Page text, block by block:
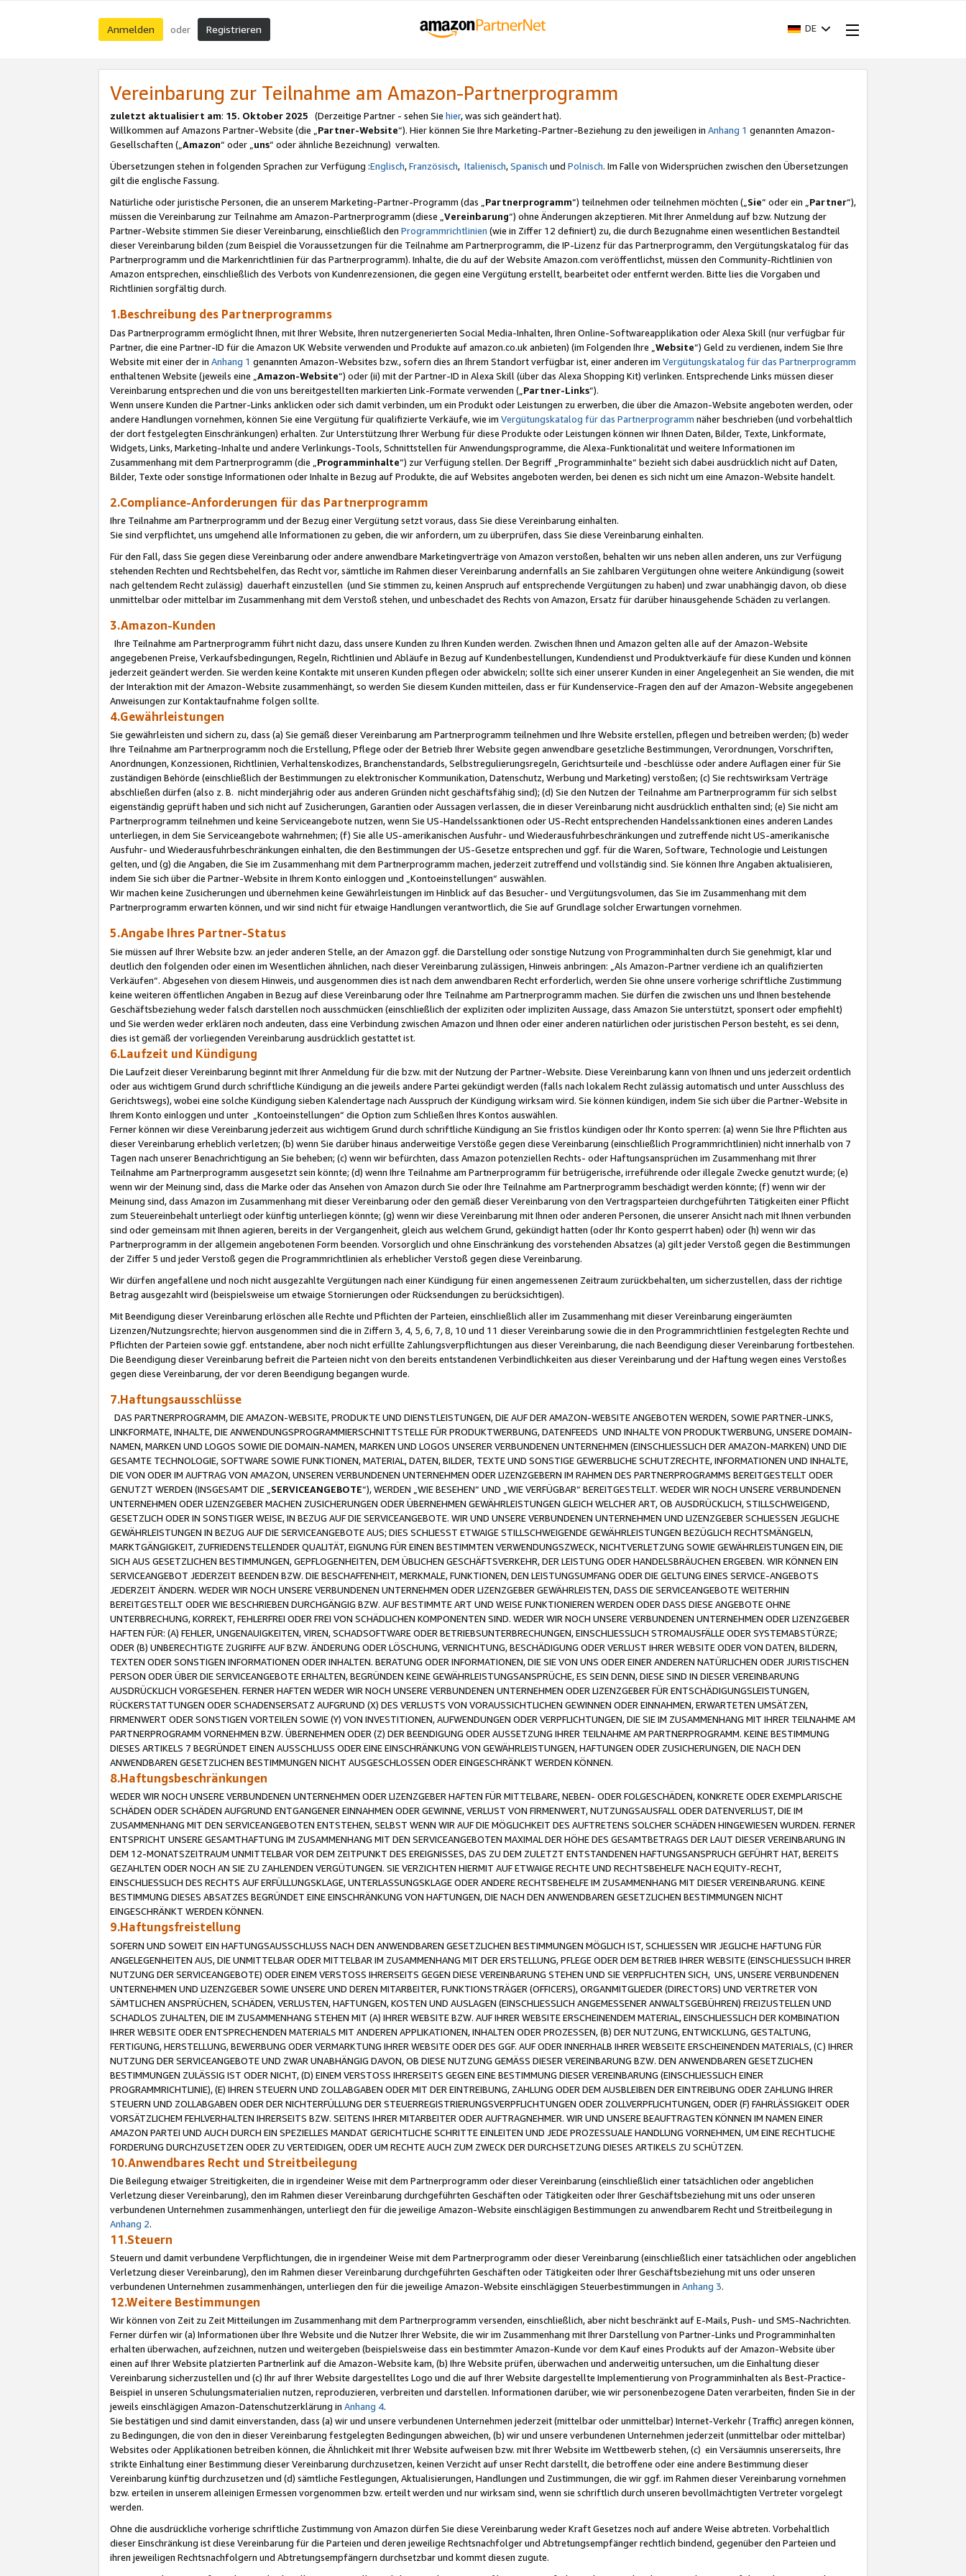
Anmelden oder Registrieren DE
Vereinbarung zur Teilnahme am Amazon-Partnerprogramm
zuletzt aktualisiert am: 15. Oktober 2025 (Derzeitige Partner - sehen Sie hier, was sich geändert hat).
Willkommen auf Amazons Partner-Website (die „Partner-Website“). Hier können Sie Ihre Marketing-Partner-Beziehung zu den jeweiligen in Anhang 1 genannten Amazon-
Gesellschaften („Amazon“ oder „uns“ oder ähnliche Bezeichnung) verwalten.
Übersetzungen stehen in folgenden Sprachen zur Verfügung :Englisch,Französisch, Italienisch,Spanisch und Polnisch. Im Falle von Widersprüchen zwischen den Übersetzungen
gilt die englische Fassung.
Natürliche oder juristische Personen, die an unserem Marketing-Partner-Programm (das „Partnerprogramm“) teilnehmen oder teilnehmen möchten („Sie“ oder ein „Partner“),
müssen die Vereinbarung zur Teilnahme am Amazon-Partnerprogramm (diese „Vereinbarung“) ohne Änderungen akzeptieren. Mit Ihrer Anmeldung auf bzw. Nutzung der
Partner-Website stimmen Sie dieser Vereinbarung, einschließlich den Programmrichtlinien (wie in Ziffer 12 definiert) zu, die durch Bezugnahme einen wesentlichen Bestandteil
dieser Vereinbarung bilden (zum Beispiel die Voraussetzungen für die Teilnahme am Partnerprogramm, die IP-Lizenz für das Partnerprogramm, den Vergütungskatalog für das
Partnerprogramm und die Markenrichtlinien für das Partnerprogramm). Inhalte, die du auf der Website Amazon.com veröffentlichst, müssen den Community-Richtlinien von
Amazon entsprechen, einschließlich des Verbots von Kundenrezensionen, die gegen eine Vergütung erstellt, bearbeitet oder entfernt werden. Bitte lies die Vorgaben und
Richtlinien sorgfältig durch.
1.Beschreibung des Partnerprogramms
Das Partnerprogramm ermöglicht Ihnen, mit Ihrer Website, Ihren nutzergenerierten Social Media-Inhalten, Ihren Online-Softwareapplikation oder Alexa Skill (nur verfügbar für
Partner, die eine Partner-ID für die Amazon UK Website verwenden und Produkte auf amazon.co.uk anbieten) (im Folgenden Ihre „ Website“) Geld zu verdienen, indem Sie Ihre
Website mit einer der in Anhang 1 genannten Amazon-Websites bzw., sofern dies an Ihrem Standort verfügbar ist, einer anderen im Vergütungskatalog für das Partnerprogramm
enthaltenen Website (jeweils eine „ Amazon-Website“) oder (ii) mit der Partner-ID in Alexa Skill (über das Alexa Shopping Kit) verlinken. Entsprechende Links müssen dieser
Vereinbarung entsprechen und die von uns bereitgestellten markierten Link-Formate verwenden („ Partner-Links“).
Wenn unsere Kunden die Partner-Links anklicken oder sich damit verbinden, um ein Produkt oder Leistungen zu erwerben, die über die Amazon-Website angeboten werden, oder
andere Handlungen vornehmen, können Sie eine Vergütung für qualifizierte Verkäufe, wie im Vergütungskatalog für das Partnerprogramm näher beschrieben (und vorbehaltlich
der dort festgelegten Einschränkungen) erhalten. Zur Unterstützung Ihrer Werbung für diese Produkte oder Leistungen können wir Ihnen Daten, Bilder, Texte, Linkformate,
Widgets, Links, Marketing-Inhalte und andere Verlinkungs-Tools, Schnittstellen für Anwendungsprogramme, die Alexa-Funktionalität und weitere Informationen im
Zusammenhang mit dem Partnerprogramm (die „ Programminhalte“) zur Verfügung stellen. Der Begriff „Programminhalte“ bezieht sich dabei ausdrücklich nicht auf Daten,
Bilder, Texte oder sonstige Informationen oder Inhalte in Bezug auf Produkte, die auf Websites angeboten werden, bei denen es sich nicht um eine Amazon-Website handelt.
2.Compliance-Anforderungen für das Partnerprogramm
Ihre Teilnahme am Partnerprogramm und der Bezug einer Vergütung setzt voraus, dass Sie diese Vereinbarung einhalten.
Sie sind verpflichtet, uns umgehend alle Informationen zu geben, die wir anfordern, um zu überprüfen, dass Sie diese Vereinbarung einhalten.
Für den Fall, dass Sie gegen diese Vereinbarung oder andere anwendbare Marketingverträge von Amazon verstoßen, behalten wir uns neben allen anderen, uns zur Verfügung
stehenden Rechten und Rechtsbehelfen, das Recht vor, sämtliche im Rahmen dieser Vereinbarung andernfalls an Sie zahlbaren Vergütungen ohne weitere Ankündigung (soweit
nach geltendem Recht zulässig) dauerhaft einzustellen (und Sie stimmen zu, keinen Anspruch auf entsprechende Vergütungen zu haben) und zwar unabhängig davon, ob diese
unmittelbar oder mittelbar im Zusammenhang mit dem Verstoß stehen, und unbeschadet des Rechts von Amazon, Ersatz für darüber hinausgehende Schäden zu verlangen.
3.Amazon-Kunden
Ihre Teilnahme am Partnerprogramm führt nicht dazu, dass unsere Kunden zu Ihren Kunden werden. Zwischen Ihnen und Amazon gelten alle auf der Amazon-Website
angegebenen Preise, Verkaufsbedingungen, Regeln, Richtlinien und Abläufe in Bezug auf Kundenbestellungen, Kundendienst und Produktverkäufe für diese Kunden und können
jederzeit geändert werden. Sie werden keine Kontakte mit unseren Kunden pflegen oder abwickeln; sollte sich einer unserer Kunden in einer Angelegenheit an Sie wenden, die mit
der Interaktion mit der Amazon-Website zusammenhängt, so werden Sie diesem Kunden mitteilen, dass er für Kundenservice-Fragen den auf der Amazon-Website angegebenen
Anweisungen zur Kontaktaufnahme folgen sollte.
4.Gewährleistungen
Sie gewährleisten und sichern zu, dass (a) Sie gemäß dieser Vereinbarung am Partnerprogramm teilnehmen und Ihre Website erstellen, pflegen und betreiben werden; (b) weder
Ihre Teilnahme am Partnerprogramm noch die Erstellung, Pflege oder der Betrieb Ihrer Website gegen anwendbare gesetzliche Bestimmungen, Verordnungen, Vorschriften,
Anordnungen, Konzessionen, Richtlinien, Verhaltenskodizes, Branchenstandards, Selbstregulierungsregeln, Gerichtsurteile und -beschlüsse oder andere Auflagen einer für Sie
zuständigen Behörde (einschließlich der Bestimmungen zu elektronischer Kommunikation, Datenschutz, Werbung und Marketing) verstoßen; (c) Sie rechtswirksam Verträge
abschließen dürfen (also z. B. nicht minderjährig oder aus anderen Gründen nicht geschäftsfähig sind); (d) Sie den Nutzen der Teilnahme am Partnerprogramm für sich selbst
eigenständig geprüft haben und sich nicht auf Zusicherungen, Garantien oder Aussagen verlassen, die in dieser Vereinbarung nicht ausdrücklich enthalten sind; (e) Sie nicht am
Partnerprogramm teilnehmen und keine Serviceangebote nutzen, wenn Sie US-Handelssanktionen oder US-Recht entsprechenden Handelssanktionen eines anderen Landes
unterliegen, in dem Sie Serviceangebote wahrnehmen; (f) Sie alle US-amerikanischen Ausfuhr- und Wiederausfuhrbeschränkungen und zutreffende nicht US-amerikanische
Ausfuhr- und Wiederausfuhrbeschränkungen einhalten, die den Bestimmungen der US-Gesetze entsprechen und ggf. für die Waren, Software, Technologie und Leistungen
gelten, und (g) die Angaben, die Sie im Zusammenhang mit dem Partnerprogramm machen, jederzeit zutreffend und vollständig sind. Sie können Ihre Angaben aktualisieren,
indem Sie sich über die Partner-Website in Ihrem Konto einloggen und „Kontoeinstellungen“ auswählen.
Wir machen keine Zusicherungen und übernehmen keine Gewährleistungen im Hinblick auf das Besucher- und Vergütungsvolumen, das Sie im Zusammenhang mit dem
Partnerprogramm erwarten können, und wir sind nicht für etwaige Handlungen verantwortlich, die Sie auf Grundlage solcher Erwartungen vornehmen.
5.Angabe Ihres Partner-Status
Sie müssen auf Ihrer Website bzw. an jeder anderen Stelle, an der Amazon ggf. die Darstellung oder sonstige Nutzung von Programminhalten durch Sie genehmigt, klar und
deutlich den folgenden oder einen im Wesentlichen ähnlichen, nach dieser Vereinbarung zulässigen, Hinweis anbringen: „Als Amazon-Partner verdiene ich an qualifizierten
Verkäufen“. Abgesehen von diesem Hinweis, und ausgenommen dies ist nach dem anwendbaren Recht erforderlich, werden Sie ohne unsere vorherige schriftliche Zustimmung
keine weiteren öffentlichen Angaben in Bezug auf diese Vereinbarung oder Ihre Teilnahme am Partnerprogramm machen. Sie dürfen die zwischen uns und Ihnen bestehende
Geschäftsbeziehung weder falsch darstellen noch ausschmücken (einschließlich der expliziten oder impliziten Aussage, dass Amazon Sie unterstützt, sponsert oder empfiehlt)
und Sie werden weder erklären noch andeuten, dass eine Verbindung zwischen Amazon und Ihnen oder einer anderen natürlichen oder juristischen Person besteht, es sei denn,
dies ist gemäß der vorliegenden Vereinbarung ausdrücklich gestattet ist.
6.Laufzeit und Kündigung
Die Laufzeit dieser Vereinbarung beginnt mit Ihrer Anmeldung für die bzw. mit der Nutzung der Partner-Website. Diese Vereinbarung kann von Ihnen und uns jederzeit ordentlich
oder aus wichtigem Grund durch schriftliche Kündigung an die jeweils andere Partei gekündigt werden (falls nach lokalem Recht zulässig automatisch und unter Ausschluss des
Gerichtswegs), wobei eine solche Kündigung sieben Kalendertage nach Ausspruch der Kündigung wirksam wird. Sie können kündigen, indem Sie sich über die Partner-Website in
Ihrem Konto einloggen und unter „Kontoeinstellungen“ die Option zum Schließen Ihres Kontos auswählen.
Ferner können wir diese Vereinbarung jederzeit aus wichtigem Grund durch schriftliche Kündigung an Sie fristlos kündigen oder Ihr Konto sperren: (a) wenn Sie Ihre Pflichten aus
dieser Vereinbarung erheblich verletzen; (b) wenn Sie darüber hinaus anderweitige Verstöße gegen diese Vereinbarung (einschließlich Programmrichtlinien) nicht innerhalb von 7
Tagen nach unserer Benachrichtigung an Sie beheben; (c) wenn wir befürchten, dass Amazon potenziellen Rechts- oder Haftungsansprüchen im Zusammenhang mit Ihrer
Teilnahme am Partnerprogramm ausgesetzt sein könnte; (d) wenn Ihre Teilnahme am Partnerprogramm für betrügerische, irreführende oder illegale Zwecke genutzt wurde; (e)
wenn wir der Meinung sind, dass die Marke oder das Ansehen von Amazon durch Sie oder Ihre Teilnahme am Partnerprogramm beschädigt werden könnte; (f) wenn wir der
Meinung sind, dass Amazon im Zusammenhang mit dieser Vereinbarung oder den gemäß dieser Vereinbarung von den Vertragsparteien durchgeführten Tätigkeiten einer Pflicht
zum Steuereinbehalt unterliegt oder künftig unterliegen könnte; (g) wenn wir diese Vereinbarung mit Ihnen oder anderen Personen, die unserer Ansicht nach mit Ihnen verbunden
sind oder gemeinsam mit Ihnen agieren, bereits in der Vergangenheit, gleich aus welchem Grund, gekündigt hatten (oder Ihr Konto gesperrt haben) oder (h) wenn wir das
Partnerprogramm in der allgemein angebotenen Form beenden. Vorsorglich und ohne Einschränkung des vorstehenden Absatzes (a) gilt jeder Verstoß gegen die Bestimmungen
der Ziffer 5 und jeder Verstoß gegen die Programmrichtlinien als erheblicher Verstoß gegen diese Vereinbarung.
Wir dürfen angefallene und noch nicht ausgezahlte Vergütungen nach einer Kündigung für einen angemessenen Zeitraum zurückbehalten, um sicherzustellen, dass der richtige
Betrag ausgezahlt wird (beispielsweise um etwaige Stornierungen oder Rücksendungen zu berücksichtigen).
Mit Beendigung dieser Vereinbarung erlöschen alle Rechte und Pflichten der Parteien, einschließlich aller im Zusammenhang mit dieser Vereinbarung eingeräumten
Lizenzen/Nutzungsrechte; hiervon ausgenommen sind die in Ziffern 3, 4, 5, 6, 7, 8, 10 und 11 dieser Vereinbarung sowie die in den Programmrichtlinien festgelegten Rechte und
Pflichten der Parteien sowie ggf. entstandene, aber noch nicht erfüllte Zahlungsverpflichtungen aus dieser Vereinbarung, die nach Beendigung dieser Vereinbarung fortbestehen.
Die Beendigung dieser Vereinbarung befreit die Parteien nicht von den bereits entstandenen Verbindlichkeiten aus dieser Vereinbarung und der Haftung wegen eines Verstoßes
gegen diese Vereinbarung, der vor deren Beendigung begangen wurde.
7.Haftungsausschlüsse
DAS PARTNERPROGRAMM, DIE AMAZON-WEBSITE, PRODUKTE UND DIENSTLEISTUNGEN, DIE AUF DER AMAZON-WEBSITE ANGEBOTEN WERDEN, SOWIE PARTNER-LINKS,
LINKFORMATE, INHALTE, DIE ANWENDUNGSPROGRAMMIERSCHNITTSTELLE FÜR PRODUKTWERBUNG, DATENFEEDS UND INHALTE VON PRODUKTWERBUNG, UNSERE DOMAIN-
NAMEN, MARKEN UND LOGOS SOWIE DIE DOMAIN-NAMEN, MARKEN UND LOGOS UNSERER VERBUNDENEN UNTERNEHMEN (EINSCHLIESSLICH DER AMAZON-MARKEN) UND DIE
GESAMTE TECHNOLOGIE, SOFTWARE SOWIE FUNKTIONEN, MATERIAL, DATEN, BILDER, TEXTE UND SONSTIGE GEWERBLICHE SCHUTZRECHTE, INFORMATIONEN UND INHALTE,
DIE VON ODER IM AUFTRAG VON AMAZON, UNSEREN VERBUNDENEN UNTERNEHMEN ODER LIZENZGEBERN IM RAHMEN DES PARTNERPROGRAMMS BEREITGESTELLT ODER
GENUTZT WERDEN (INSGESAMT DIE „ SERVICEANGEBOTE“), WERDEN „WIE BESEHEN“ UND „WIE VERFÜGBAR“ BEREITGESTELLT. WEDER WIR NOCH UNSERE VERBUNDENEN
UNTERNEHMEN ODER LIZENZGEBER MACHEN ZUSICHERUNGEN ODER ÜBERNEHMEN GEWÄHRLEISTUNGEN GLEICH WELCHER ART, OB AUSDRÜCKLICH, STILLSCHWEIGEND,
GESETZLICH ODER IN SONSTIGER WEISE, IN BEZUG AUF DIE SERVICEANGEBOTE. WIR UND UNSERE VERBUNDENEN UNTERNEHMEN UND LIZENZGEBER SCHLIESSEN JEGLICHE
GEWÄHRLEISTUNGEN IN BEZUG AUF DIE SERVICEANGEBOTE AUS; DIES SCHLIESST ETWAIGE STILLSCHWEIGENDE GEWÄHRLEISTUNGEN BEZÜGLICH RECHTSMÄNGELN,
MARKTGÄNGIGKEIT, ZUFRIEDENSTELLENDER QUALITÄT, EIGNUNG FÜR EINEN BESTIMMTEN VERWENDUNGSZWECK, NICHTVERLETZUNG SOWIE GEWÄHRLEISTUNGEN EIN, DIE
SICH AUS GESETZLICHEN BESTIMMUNGEN, GEPFLOGENHEITEN, DEM ÜBLICHEN GESCHÄFTSVERKEHR, DER LEISTUNG ODER HANDELSBRÄUCHEN ERGEBEN. WIR KÖNNEN EIN
SERVICEANGEBOT JEDERZEIT BEENDEN BZW. DIE BESCHAFFENHEIT, MERKMALE, FUNKTIONEN, DEN LEISTUNGSUMFANG ODER DIE GELTUNG EINES SERVICE-ANGEBOTS
JEDERZEIT ÄNDERN. WEDER WIR NOCH UNSERE VERBUNDENEN UNTERNEHMEN ODER LIZENZGEBER GEWÄHRLEISTEN, DASS DIE SERVICEANGEBOTE WEITERHIN
BEREITGESTELLT ODER WIE BESCHRIEBEN DURCHGÄNGIG BZW. AUF BESTIMMTE ART UND WEISE FUNKTIONIEREN WERDEN ODER DASS DIESE ANGEBOTE OHNE
UNTERBRECHUNG, KORREKT, FEHLERFREI ODER FREI VON SCHÄDLICHEN KOMPONENTEN SIND. WEDER WIR NOCH UNSERE VERBUNDENEN UNTERNEHMEN ODER LIZENZGEBER
HAFTEN FÜR: (A) FEHLER, UNGENAUIGKEITEN, VIREN, SCHADSOFTWARE ODER BETRIEBSUNTERBRECHUNGEN, EINSCHLIESSLICH STROMAUSFÄLLE ODER SYSTEMABSTÜRZE;
ODER (B) UNBERECHTIGTE ZUGRIFFE AUF BZW. ÄNDERUNG ODER LÖSCHUNG, VERNICHTUNG, BESCHÄDIGUNG ODER VERLUST IHRER WEBSITE ODER VON DATEN, BILDERN,
TEXTEN ODER SONSTIGEN INFORMATIONEN ODER INHALTEN. BERATUNG ODER INFORMATIONEN, DIE SIE VON UNS ODER EINER ANDEREN NATÜRLICHEN ODER JURISTISCHEN
PERSON ODER ÜBER DIE SERVICEANGEBOTE ERHALTEN, BEGRÜNDEN KEINE GEWÄHRLEISTUNGSANSPRÜCHE, ES SEIN DENN, DIESE SIND IN DIESER VEREINBARUNG
AUSDRÜCKLICH VORGESEHEN. FERNER HAFTEN WEDER WIR NOCH UNSERE VERBUNDENEN UNTERNEHMEN ODER LIZENZGEBER FÜR ENTSCHÄDIGUNGSLEISTUNGEN,
RÜCKERSTATTUNGEN ODER SCHADENSERSATZ AUFGRUND (X) DES VERLUSTS VON VORAUSSICHTLICHEN GEWINNEN ODER EINNAHMEN, ERWARTETEN UMSÄTZEN,
FIRMENWERT ODER SONSTIGEN VORTEILEN SOWIE (Y) VON INVESTITIONEN, AUFWENDUNGEN ODER VERPFLICHTUNGEN, DIE SIE IM ZUSAMMENHANG MIT IHRER TEILNAHME AM
PARTNERPROGRAMM VORNEHMEN BZW. ÜBERNEHMEN ODER (Z) DER BEENDIGUNG ODER AUSSETZUNG IHRER TEILNAHME AM PARTNERPROGRAMM. KEINE BESTIMMUNG
DIESES ARTIKELS 7 BEGRÜNDET EINEN AUSSCHLUSS ODER EINE EINSCHRÄNKUNG VON GEWÄHRLEISTUNGEN, HAFTUNGEN ODER ZUSICHERUNGEN, DIE NACH DEN
ANWENDBAREN GESETZLICHEN BESTIMMUNGEN NICHT AUSGESCHLOSSEN ODER EINGESCHRÄNKT WERDEN KÖNNEN.
8.Haftungsbeschränkungen
WEDER WIR NOCH UNSERE VERBUNDENEN UNTERNEHMEN ODER LIZENZGEBER HAFTEN FÜR MITTELBARE, NEBEN- ODER FOLGESCHÄDEN, KONKRETE ODER EXEMPLARISCHE
SCHÄDEN ODER SCHÄDEN AUFGRUND ENTGANGENER EINNAHMEN ODER GEWINNE, VERLUST VON FIRMENWERT, NUTZUNGSAUSFALL ODER DATENVERLUST, DIE IM
ZUSAMMENHANG MIT DEN SERVICEANGEBOTEN ENTSTEHEN, SELBST WENN WIR AUF DIE MÖGLICHKEIT DES AUFTRETENS SOLCHER SCHÄDEN HINGEWIESEN WURDEN. FERNER
ENTSPRICHT UNSERE GESAMTHAFTUNG IM ZUSAMMENHANG MIT DEN SERVICEANGEBOTEN MAXIMAL DER HÖHE DES GESAMTBETRAGS DER LAUT DIESER VEREINBARUNG IN
DEM 12-MONATSZEITRAUM UNMITTELBAR VOR DEM ZEITPUNKT DES EREIGNISSES, DAS ZU DEM ZULETZT ENTSTANDENEN HAFTUNGSANSPRUCH GEFÜHRT HAT, BEREITS
GEZAHLTEN ODER NOCH AN SIE ZU ZAHLENDEN VERGÜTUNGEN. SIE VERZICHTEN HIERMIT AUF ETWAIGE RECHTE UND RECHTSBEHELFE NACH EQUITY-RECHT,
EINSCHLIESSLICH DES RECHTS AUF ERFÜLLUNGSKLAGE, UNTERLASSUNGSKLAGE ODER ANDERE RECHTSBEHELFE IM ZUSAMMENHANG MIT DIESER VEREINBARUNG. KEINE
BESTIMMUNG DIESES ABSATZES BEGRÜNDET EINE EINSCHRÄNKUNG VON HAFTUNGEN, DIE NACH DEN ANWENDBAREN GESETZLICHEN BESTIMMUNGEN NICHT
EINGESCHRÄNKT WERDEN KÖNNEN.
9.Haftungsfreistellung
SOFERN UND SOWEIT EIN HAFTUNGSAUSSCHLUSS NACH DEN ANWENDBAREN GESETZLICHEN BESTIMMUNGEN MÖGLICH IST, SCHLIESSEN WIR JEGLICHE HAFTUNG FÜR
ANGELEGENHEITEN AUS, DIE UNMITTELBAR ODER MITTELBAR IM ZUSAMMENHANG MIT DER ERSTELLUNG, PFLEGE ODER DEM BETRIEB IHRER WEBSITE (EINSCHLIESSLICH IHRER
NUTZUNG DER SERVICEANGEBOTE) ODER EINEM VERSTOSS IHRERSEITS GEGEN DIESE VEREINBARUNG STEHEN UND SIE VERPFLICHTEN SICH, UNS, UNSERE VERBUNDENEN
UNTERNEHMEN UND LIZENZGEBER SOWIE UNSERE UND DEREN MITARBEITER, FUNKTIONSTRÄGER (OFFICERS), ORGANMITGLIEDER (DIRECTORS) UND VERTRETER VON
SÄMTLICHEN ANSPRÜCHEN, SCHÄDEN, VERLUSTEN, HAFTUNGEN, KOSTEN UND AUSLAGEN (EINSCHLIESSLICH ANGEMESSENER ANWALTSGEBÜHREN) FREIZUSTELLEN UND
SCHADLOS ZUHALTEN, DIE IM ZUSAMMENHANG STEHEN MIT (A) IHRER WEBSITE BZW. AUF IHRER WEBSITE ERSCHEINENDEM MATERIAL, EINSCHLIESSLICH DER KOMBINATION
IHRER WEBSITE ODER ENTSPRECHENDEN MATERIALS MIT ANDEREN APPLIKATIONEN, INHALTEN ODER PROZESSEN, (B) DER NUTZUNG, ENTWICKLUNG, GESTALTUNG,
FERTIGUNG, HERSTELLUNG, BEWERBUNG ODER VERMARKTUNG IHRER WEBSITE ODER DES GGF. AUF ODER INNERHALB IHRER WEBSEITE ERSCHEINENDEN MATERIALS, (C) IHRER
NUTZUNG DER SERVICEANGEBOTE UND ZWAR UNABHÄNGIG DAVON, OB DIESE NUTZUNG GEMÄSS DIESER VEREINBARUNG BZW. DEN ANWENDBAREN GESETZLICHEN
BESTIMMUNGEN ZULÄSSIG IST ODER NICHT, (D) EINEM VERSTOSS IHRERSEITS GEGEN EINE BESTIMMUNG DIESER VEREINBARUNG (EINSCHLIESSLICH EINER
PROGRAMMRICHTLINIE), (E) IHREN STEUERN UND ZOLLABGABEN ODER MIT DER EINTREIBUNG, ZAHLUNG ODER DEM AUSBLEIBEN DER EINTREIBUNG ODER ZAHLUNG IHRER
STEUERN UND ZOLLABGABEN ODER DER NICHTERFÜLLUNG DER STEUERREGISTRIERUNGSVERPFLICHTUNGEN ODER ZOLLVERPFLICHTUNGEN, ODER (F) FAHRLÄSSIGKEIT ODER
VORSÄTZLICHEM FEHLVERHALTEN IHRERSEITS BZW. SEITENS IHRER MITARBEITER ODER AUFTRAGNEHMER. WIR UND UNSERE BEAUFTRAGTEN KÖNNEN IM NAMEN EINER
AMAZON PARTEI UND AUCH DURCH EIN SPEZIELLES MANDAT GERICHTLICHE SCHRITTE EINLEITEN UND JEDE PROZESSUALE HANDLUNG VORNEHMEN, UM EINE RECHTLICHE
FORDERUNG DURCHZUSETZEN ODER ZU VERTEIDIGEN, ODER UM RECHTE AUCH ZUM ZWECK DER DURCHSETZUNG DIESES ARTIKELS ZU SCHÜTZEN.
10.Anwendbares Recht und Streitbeilegung
Die Beilegung etwaiger Streitigkeiten, die in irgendeiner Weise mit dem Partnerprogramm oder dieser Vereinbarung (einschließlich einer tatsächlichen oder angeblichen
Verletzung dieser Vereinbarung), den im Rahmen dieser Vereinbarung durchgeführten Geschäften oder Tätigkeiten oder Ihrer Geschäftsbeziehung mit uns oder unseren
verbundenen Unternehmen zusammenhängen, unterliegt den für die jeweilige Amazon-Website einschlägigen Bestimmungen zu anwendbarem Recht und Streitbeilegung in
Anhang 2.
11.Steuern
Steuern und damit verbundene Verpflichtungen, die in irgendeiner Weise mit dem Partnerprogramm oder dieser Vereinbarung (einschließlich einer tatsächlichen oder angeblichen
Verletzung dieser Vereinbarung), den im Rahmen dieser Vereinbarung durchgeführten Geschäften oder Tätigkeiten oder Ihrer Geschäftsbeziehung mit uns oder unseren
verbundenen Unternehmen zusammenhängen, unterliegen den für die jeweilige Amazon-Website einschlägigen Steuerbestimmungen in Anhang 3.
12.Weitere Bestimmungen
Wir können von Zeit zu Zeit Mitteilungen im Zusammenhang mit dem Partnerprogramm versenden, einschließlich, aber nicht beschränkt auf E-Mails, Push- und SMS-Nachrichten.
Ferner dürfen wir (a) Informationen über Ihre Website und die Nutzer Ihrer Website, die wir im Zusammenhang mit Ihrer Darstellung von Partner-Links und Programminhalten
erhalten überwachen, aufzeichnen, nutzen und weitergeben (beispielsweise dass ein bestimmter Amazon-Kunde vor dem Kauf eines Produkts auf der Amazon-Website über
einen auf Ihrer Website platzierten Partnerlink auf die Amazon-Website kam, (b) Ihre Website prüfen, überwachen und anderweitig untersuchen, um die Einhaltung dieser
Vereinbarung sicherzustellen und (c) Ihr auf Ihrer Website dargestelltes Logo und die auf Ihrer Website dargestellte Implementierung von Programminhalten als Best-Practice-
Beispiel in unseren Schulungsmaterialien nutzen, reproduzieren, verbreiten und darstellen. Informationen darüber, wie wir personenbezogene Daten verarbeiten, finden Sie in der
jeweils einschlägigen Amazon-Datenschutzerklärung in Anhang 4.
Sie bestätigen und sind damit einverstanden, dass (a) wir und unsere verbundenen Unternehmen jederzeit (mittelbar oder unmittelbar) Internet-Verkehr (Traffic) anregen können,
zu Bedingungen, die von den in dieser Vereinbarung festgelegten Bedingungen abweichen, (b) wir und unsere verbundenen Unternehmen jederzeit (unmittelbar oder mittelbar)
Websites oder Applikationen betreiben können, die Ähnlichkeit mit Ihrer Website aufweisen bzw. mit Ihrer Website im Wettbewerb stehen, (c) ein Versäumnis unsererseits, Ihre
strikte Einhaltung einer Bestimmung dieser Vereinbarung durchzusetzen, keinen Verzicht auf unser Recht darstellt, die betroffene oder eine andere Bestimmung dieser
Vereinbarung künftig durchzusetzen und (d) sämtliche Festlegungen, Aktualisierungen, Handlungen und Zustimmungen, die wir ggf. im Rahmen dieser Vereinbarung vornehmen
bzw. erteilen in unserem alleinigen Ermessen vorgenommen bzw. erteilt werden und nur wirksam sind, wenn sie schriftlich durch unseren bevollmächtigten Vertreter vorgelegt
werden.
Ohne die ausdrückliche vorherige schriftliche Zustimmung von Amazon dürfen Sie diese Vereinbarung weder Kraft Gesetzes noch auf andere Weise abtreten. Vorbehaltlich
dieser Einschränkung ist diese Vereinbarung für die Parteien und deren jeweilige Rechtsnachfolger und Abtretungsempfänger rechtlich bindend, gegenüber den Parteien und
ihren jeweiligen Rechtsnachfolgern und Abtretungsempfängern durchsetzbar und kommt diesen zugute.